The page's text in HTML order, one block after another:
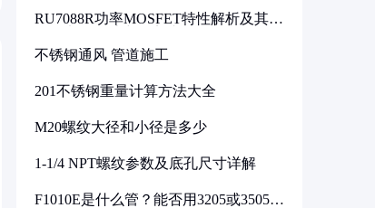
RU7088R功率MOSFET特性解析及其在
不锈钢通风 管道施工
201不锈钢重量计算方法大全
M20螺纹大径和小径是多少
1-1/4 NPT螺纹参数及底孔尺寸详解
F1010E是什么管？能否用3205或3505代